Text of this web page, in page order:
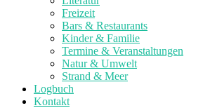
Freizeit
Bars & Restaurants
Kinder & Familie
Termine & Veranstaltungen
Natur & Umwelt
Strand & Meer
Logbuch
Kontakt